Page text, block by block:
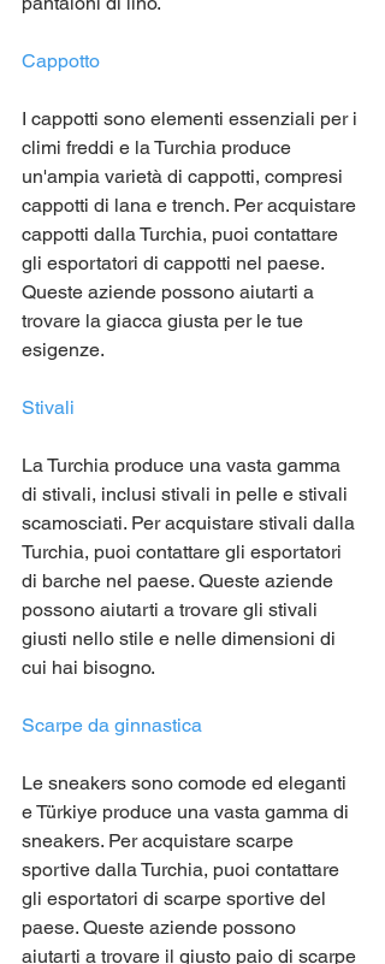
Cappotto
I cappotti sono elementi essenziali per i
climi freddi e la Turchia produce
un'ampia varietà di cappotti, compresi
cappotti di lana e trench. Per acquistare
cappotti dalla Turchia, puoi contattare
gli esportatori di cappotti nel paese.
Queste aziende possono aiutarti a
trovare la giacca giusta per le tue
esigenze.
Stivali
La Turchia produce una vasta gamma
di stivali, inclusi stivali in pelle e stivali
scamosciati. Per acquistare stivali dalla
Turchia, puoi contattare gli esportatori
di barche nel paese. Queste aziende
possono aiutarti a trovare gli stivali
giusti nello stile e nelle dimensioni di
cui hai bisogno.
Scarpe da ginnastica
Le sneakers sono comode ed eleganti
e Türkiye produce una vasta gamma di
sneakers. Per acquistare scarpe
sportive dalla Turchia, puoi contattare
gli esportatori di scarpe sportive del
paese. Queste aziende possono
aiutarti a trovare il giusto paio di scarpe